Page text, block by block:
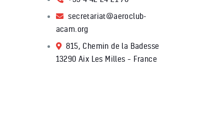
secretariat@aeroclub-
acam.org
815, Chemin de la Badesse
13290 Aix Les Milles – France